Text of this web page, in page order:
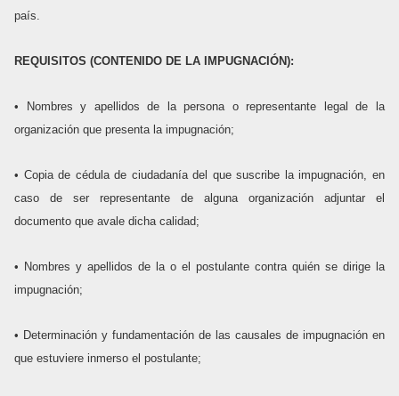
país.
REQUISITOS (CONTENIDO DE LA IMPUGNACIÓN):
• Nombres y apellidos de la persona o representante legal de la
organización que presenta la impugnación;
• Copia de cédula de ciudadanía del que suscribe la impugnación, en
caso de ser representante de alguna organización adjuntar el
documento que avale dicha calidad;
• Nombres y apellidos de la o el postulante contra quién se dirige la
impugnación;
• Determinación y fundamentación de las causales de impugnación en
que estuviere inmerso el postulante;